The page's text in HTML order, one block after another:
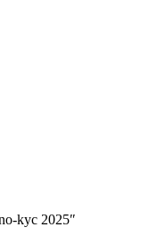
kyc 2025″